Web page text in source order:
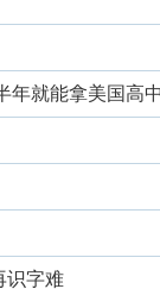
年就能拿美国高
识字难